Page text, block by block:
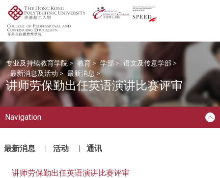
专业及持续教育学院> 教育 > 学部 > 语文及传意学部 >
最新消息及活动> 最新消息 >
讲师劳保勤出任英语演讲比赛评审
Navigation
最新消息 活动 通讯
讲师劳保勤出任英语演讲比赛评审